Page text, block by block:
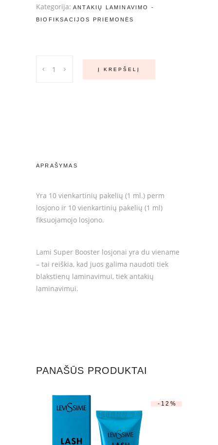
Kategorija: ANTAKIŲ LAMINAVIMO -
BIOFIKSACIJOS PRIEMONĖS
Perming
10
+
10
quantity
Į KREPŠELĮ
APRAŠYMAS
Yra 10 vienkartinių pakelių (1 ml.) perm
losjono ir 10 vienkartinių pakelių (1 ml)
fiksuojamojo losjono.
Lami Super Booster losjonai yra du viename
– tai reiškia, kad juos galima naudoti tiek
blakstienų laminavimui, tiek antakių
laminavimui.
PANAŠŪS PRODUKTAI
-12%